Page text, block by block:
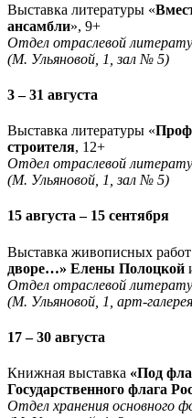
Выставка литературы «
ансамбли», 9+
Отдел отраслевой
(М. Ульяновой, 1, зал № 5)
3 – 31 августа
Выставка литературы «
строителя, 12+
Отдел отраслевой
(М. Ульяновой, 1, зал № 5)
15 августа – 15 сентября
Выставка живописных работ
дворе…» Елены Полоцкой
Отдел отраслевой
(М. Ульяновой, 1, арт-
17 – 30 августа
Книжная выставка «Под
Государственного флага
Отдел хранения основного